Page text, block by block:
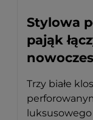
Stylowa
pająk
Trzy białe